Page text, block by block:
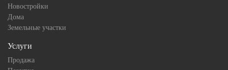
Новостройки
Дома
Земельные участки
Услуги
Продажа